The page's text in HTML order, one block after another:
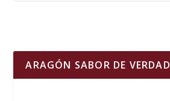
ARAGÓN SABOR DE VERDAD